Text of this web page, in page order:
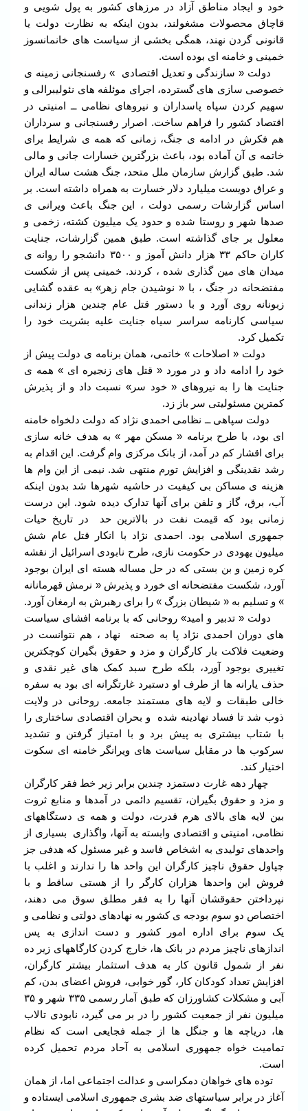
خود و ایجاد مناطق آزاد در مرزهای کشور به پول شویی و
قاچاق محصولات مشغولند، بدون اینکه به نظارت دولت یا
قانونی گردن نهند، همگی بخشی از سیاست های خانمانسوز
خمینی و خامنه ای بوده است.
دولت « سازندگی و تعدیل اقتصادی » رفسنجانی زمینه ی
خصوصی سازی های گسترده، اجرای موئلفه های نئولیبرالی و
سهیم کردن سپاه پاسداران و نیروهای نظامی ــ امنیتی در
اقتصاد کشور را فراهم ساخت. اصرار رفسنجانی و سرداران
هم فکرش در ادامه ی جنگ، زمانی که همه ی شرایط برای
خاتمه ی آن آماده بود، باعث بزرگترین خسارات جانی و مالی
شد. طبق گزارش سازمان ملل متحد، جنگ هشت ساله ایران
و عراق دویست میلیارد دلار خسارت به همراه داشته است. بر
اساس گزارشات رسمی دولت ، این جنگ باعث ویرانی ی
صدها شهر و روستا شده و حدود یک میلیون کشته، زخمی و
معلول بر جای گذاشته است. طبق همین گزارشات، جنایت
کاران حاکم ۳۳ هزار دانش آموز و ۳۵۰۰ دانشجو را روانه ی
میدان های مین گذاری شده ، کردند. خمینی پس از شکست
مفتضحانه در جنگ ، با « نوشیدن جام زهر» به عقده گشایی
زبونانه روی آورد و با دستور قتل عام چندین هزار زندانی
سیاسی کارنامه سراسر سیاه جنایت علیه بشریت خود را
تکمیل کرد.
دولت « اصلاحات » خاتمی، همان برنامه ی دولت پیش از
خود را ادامه داد و در مورد « قتل های زنجیره ای » همه ی
جنایت ها را به نیروهای « خود سر» نسبت داد و از پذیرش
کمترین مسئولیتی سر باز زد.
دولت سپاهی ــ نظامی احمدی نژاد که دولت دلخواه خامنه
ای بود، با طرح برنامه « مسکن مهر » به هدف خانه سازی
برای اقشار کم در آمد، از بانک مرکزی وام گرفت. این اقدام به
رشد نقدینگی و افزایش تورم منتهی شد. نیمی از این وام ها
هزینه ی مساکن بی کیفیت در حاشیه شهرها شد بدون اینکه
آب، برق، گاز و تلفن برای آنها تدارک دیده شود. این درست
زمانی بود که قیمت نفت در بالاترین حد در تاریخ حیات
جمهوری اسلامی بود. احمدی نژاد با انکار قتل عام شش
میلیون یهودی در حکومت نازی، طرح نابودی اسرائیل از نقشه
کره زمین و بن بستی که در حل مساله هسته ای ایران بوجود
آورد، شکست مفتضحانه ای خورد و پذیرش « نرمش قهرمانانه
» و تسلیم به « شیطان بزرگ » را برای رهبرش به ارمغان آورد.
دولت « تدبیر و امید» روحانی که با برنامه افشای سیاست
های دوران احمدی نژاد پا به صحنه نهاد ، هم نتوانست در
وضعیت فلاکت بار کارگران و مزد و حقوق بگیران کوچکترین
تغییری بوجود آورد، بلکه طرح سبد کمک های غیر نقدی و
حذف یارانه ها از طرف او دستبرد غارتگرانه ای بود به سفره
خالی طبقات و لایه های مستمند جامعه. روحانی در ولایت
ذوب شد تا فساد نهادینه شده و بحران اقتصادی ساختاری را
با شتاب بیشتری به پیش برد و با امتیاز گرفتن و تشدید
سرکوب ها در مقابل سیاست های ویرانگر خامنه ای سکوت
اختیار کند.
چهار دهه غارت دستمزد چندین برابر زیر خط فقر کارگران
و مزد و حقوق بگیران، تقسیم دائمی در آمدها و منابع ثروت
بین لایه های بالای هرم قدرت، دولت و همه ی دستگاههای
نظامی، امنیتی و اقتصادی وابسته به آنها، واگذاری بسیاری از
واحدهای تولیدی به اشخاص فاسد و غیر مسئول که هدفی جز
چپاول حقوق ناچیز کارگران این واحد ها را ندارند و اغلب با
فروش این واحدها هزاران کارگر را از هستی ساقط و با
نپرداختن حقوقشان آنها را به فقر مطلق سوق می دهند،
اختصاص دو سوم بودجه ی کشور به نهادهای دولتی و نظامی و
یک سوم برای اداره امور کشور و دست اندازی به پس
اندازهای ناچیز مردم در بانک ها، خارج کردن کارگاههای زیر ده
نفر از شمول قانون کار به هدف استثمار بیشتر کارگران،
افزایش تعداد کودکان کار، گور خوابی، فروش اعضای بدن، کم
آبی و مشکلات کشاورزان که طبق آمار رسمی ۳۳۵ شهر و ۳۵
میلیون نفر از جمعیت کشور را در بر می گیرد، نابودی تالاب
ها، دریاچه ها و جنگل ها از جمله فجایعی است که نظام
تمامیت خواه جمهوری اسلامی به آحاد مردم تحمیل کرده
است.
توده های خواهان دمکراسی و عدالت اجتماعی اما، از همان
آغاز در برابر سیاستهای ضد بشری جمهوری اسلامی ایستاده و